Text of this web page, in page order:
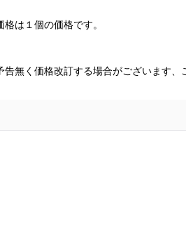
は１個の価格です。
無く価格改訂する場合がございます、